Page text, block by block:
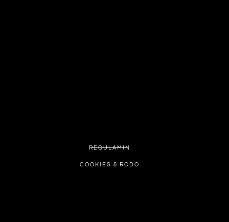
REGULAMIN
COOKIES & RODO